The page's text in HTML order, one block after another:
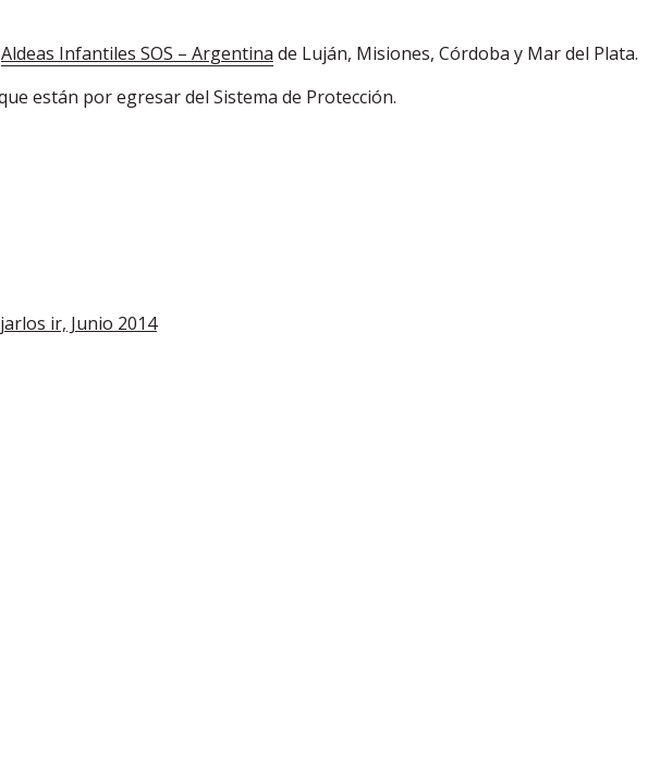
Aldeas Infantiles SOS – Argentina de Luján, Misiones, Córdoba y Mar del Plata.
están por egresar del Sistema de Protección.
ir, Junio 2014